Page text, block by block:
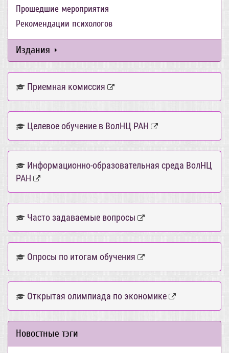
Прошедшие мероприятия
Рекомендации психологов
Издания
Приемная комиссия
Целевое обучение в ВолНЦ РАН
Информационно-образовательная среда ВолНЦ
РАН
Часто задаваемые вопросы
Опросы по итогам обучения
Открытая олимпиада по экономике
Новостные тэги